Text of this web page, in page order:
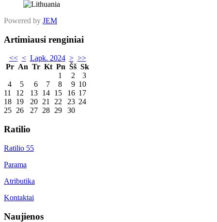
Powered by JEM
Artimiausi renginiai
<< < Lapk. 2024 > >>
Pr An Tr Kt Pn Šš Sk
1
2
3
4
5 6 7 8 9 10
11
12 13 14 15 16 17
18 19 20 21 22 23 24
25 26 27 28 29 30
Ratilio
Ratilio 55
Parama
Atributika
Kontaktai
Naujienos